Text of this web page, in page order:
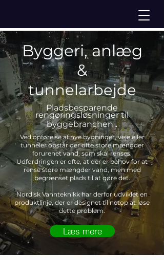
Byggeri, anlæg
&
tunnelarbejde
Pladsbesparende
rengøringsløsninger til
byggebranchen.
Ved opførelse af nye bygninger, veje eller
tunneler opstår der ofte store mængder
forurenet vand, som skal renses.
Udfordringen er ofte, at der er behov for at
rense store mængder vand, men med
begrænset plads til at gøre det.
Nordisk Vannteknikk har derfor udviklet en
produktlinje, der er designet til netop at løse
dette problem.
Læs mere